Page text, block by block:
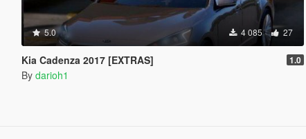
5.0 4 085 27
Kia Cadenza 2017 [EXTRAS] 1.0
By darioh1